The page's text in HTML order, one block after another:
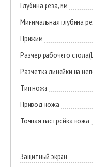
Глубина реза, мм
Минимальная глубина
Прижим
Размер рабочего
Разметка линейки на
Тип ножа
Привод ножа
Точная настройка ножа
Защитный экран